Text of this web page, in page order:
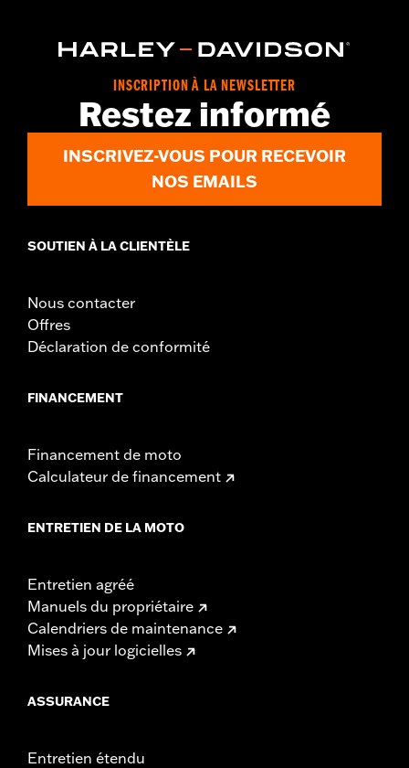
INSCRIPTION À LA NEWSLETTER
Restez informé
INSCRIVEZ-VOUS POUR RECEVOIR
NOS EMAILS
SOUTIEN À LA CLIENTÈLE
Nous contacter
Offres
Déclaration de conformité
FINANCEMENT
Financement de moto
Calculateur de financement
ENTRETIEN DE LA MOTO
Entretien agréé
Manuels du propriétaire
Calendriers de maintenance
Mises à jour logicielles
ASSURANCE
Entretien étendu